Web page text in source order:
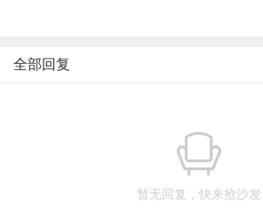
全部回复
暂无回复，快来抢沙发